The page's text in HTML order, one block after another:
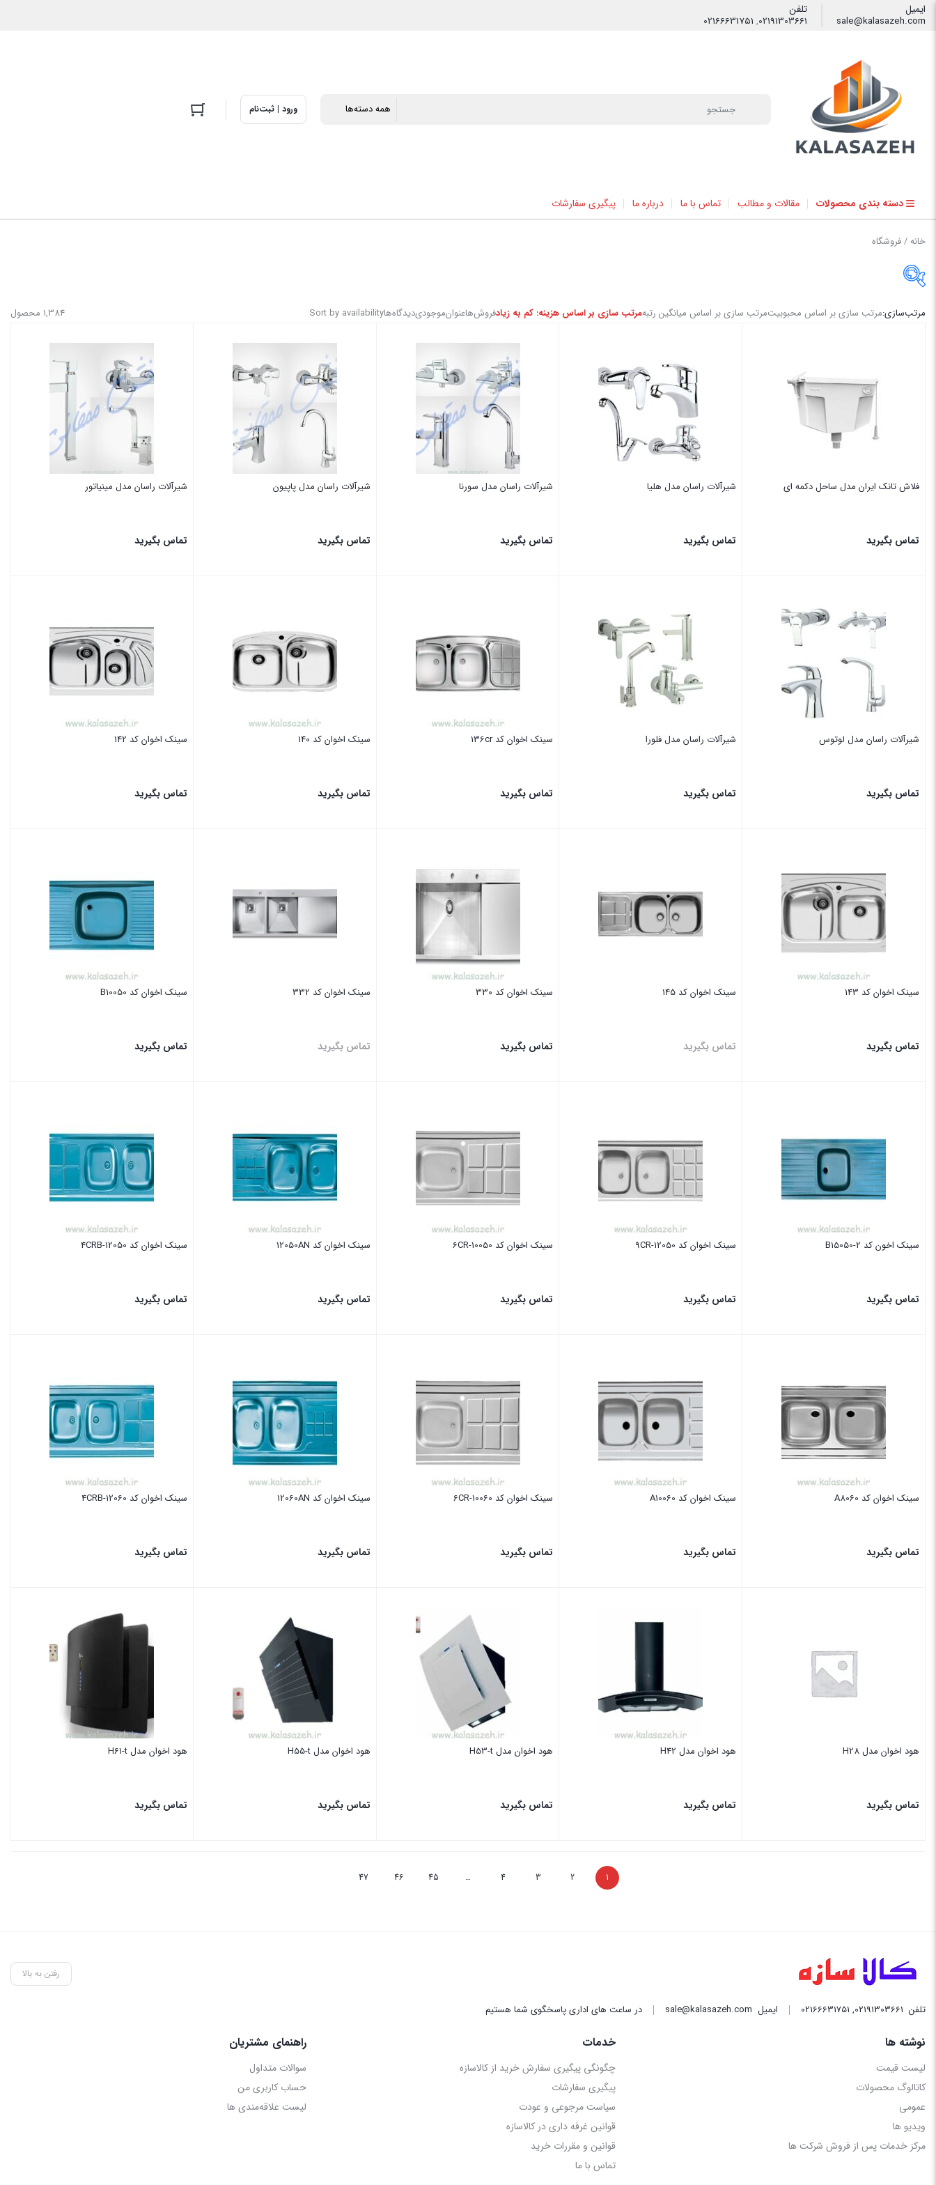
ایمیل
sale@kalasazeh.com
تلفن
02191303661
,
02166631751
ورود | ثبت‌نام
دسته بندی محصولات مقالات و مطالب تماس با ما درباره ما پیگیری سفارشات
خانه/ فروشگاه
محصول رنگ دارای 11 برنامه پخت
(1)
دارای 8 برنامه پخت
(2)
دارد (1)
دارد (8)
فیلتر محصولات
1,384 محصول مرتب‌سازی:مرتب سازی بر اساس محبوبیتمرتب سازی بر اساس میانگین رتبهمرتب سازی بر اساس هزینه: کم به زیادفروش‌هاعنوانموجودیدیدگاه‌هاSort by availability
فلاش تانک ایران مدل ساحل دکمه‌ ای
تماس بگیرید
شیرآلات راسان مدل هلیا
تماس بگیرید
شیرآلات راسان مدل سورنا
تماس بگیرید
شیرآلات راسان مدل پاپیون
تماس بگیرید
شیرآلات راسان مدل مینیاتور
تماس بگیرید
شیرآلات راسان مدل لوتوس
تماس بگیرید
شیرآلات راسان مدل فلورا
تماس بگیرید
سینک اخوان کد 136cr
تماس بگیرید
سینک اخوان کد 140
تماس بگیرید
سینک اخوان کد 142
تماس بگیرید
سینک اخوان کد 143
تماس بگیرید
سینک اخوان کد 145
تماس بگیرید
سینک اخوان کد 330
تماس بگیرید
سینک اخوان کد 332
تماس بگیرید
سینک اخوان کد B10050
تماس بگیرید
سینک اخون کد B15050-2
تماس بگیرید
سینک اخوان کد 12050-9CR
تماس بگیرید
سینک اخوان کد 10050-6CR
تماس بگیرید
سینک اخوان کد 12050AN
تماس بگیرید
سینک اخوان کد 12050-4CRB
تماس بگیرید
سینک اخوان کد A8060
تماس بگیرید
سینک اخوان کد A10060
تماس بگیرید
سینک اخوان کد 10060-6CR
تماس بگیرید
سینک اخوان کد 12060AN
تماس بگیرید
سینک اخوان کد 12060-4CRB
تماس بگیرید
هود اخوان مدل H28
تماس بگیرید
هود اخوان مدل H42
تماس بگیرید
هود اخوان مدل H53-t
تماس بگیرید
هود اخوان مدل H55-t
تماس بگیرید
هود اخوان مدل H61-t
تماس بگیرید
1
2
3
4
…
45
46
47
رفتن به بالا
تلفن 02191303661
,
02166631751 ایمیل sale@kalasazeh.com در ساعت های اداری پاسخگوی شما هستیم
نوشته ها
لیست قیمت
کاتالوگ محصولات
عمومی
ویدیو ها
مرکز خدمات پس از فروش شرکت ها
خدمات
چگونگی پیگیری سفارش خرید از کالاسازه
پیگیری سفارشات
سیاست مرجوعی و عودت
قوانین غرفه داری در کالاسازه
قوانین و مقررات خرید
تماس با ما
راهنمای مشتریان
سوالات متداول
حساب کاربری من
لیست علاقه‌مندی ها